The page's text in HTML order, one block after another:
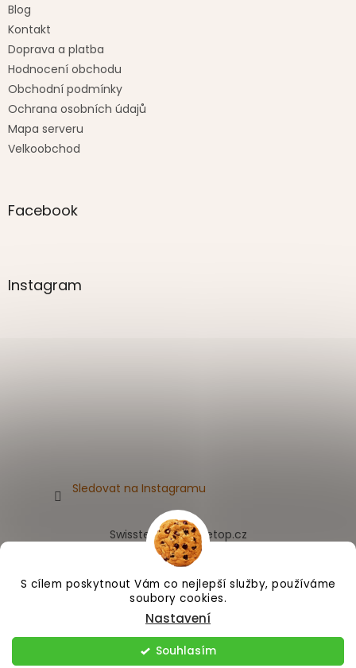
S cílem poskytnout Vám co nejlepší služby, používáme
soubory cookies.
Nastavení
Souhlasím
Blog
Kontakt
Doprava a platba
Hodnocení obchodu
Obchodní podmínky
Ochrana osobních údajů
Mapa serveru
Velkoobchod
Facebook
Instagram
Sledovat na Instagramu
Swissten.eu Appletop.cz
Vytvořil Shoptet
Humitics.cz